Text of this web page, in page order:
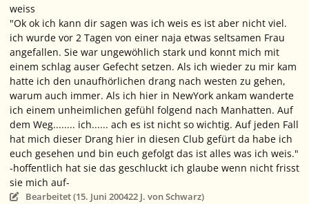
weiss
"Ok ok ich kann dir sagen was ich weis es ist aber nicht viel.
ich wurde vor 2 Tagen von einer naja etwas seltsamen Frau
angefallen. Sie war ungewöhlich stark und konnt mich mit
einem schlag auser Gefecht setzen. Als ich wieder zu mir kam
hatte ich den unaufhörlichen drang nach westen zu gehen,
warum auch immer. Als ich hier in NewYork ankam wanderte
ich einem unheimlichen gefühl folgend nach Manhatten. Auf
dem Weg........ ich...... ach es ist nicht so wichtig. Auf jeden Fall
hat mich dieser Drang hier in diesen Club gefürt da habe ich
euch gesehen und bin euch gefolgt das ist alles was ich weis."
-hoffentlich hat sie das geschluckt ich glaube wenn nicht frisst
sie mich auf-
Bearbeitet (15. Juni 200422 J. von Schwarz)